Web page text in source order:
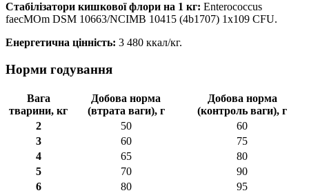
Стабілізатори кишкової флори на 1 кг: Enterococcus
faecМОm DSM 10663/NCIMB 10415 (4b1707) 1x109 CFU.
Енергетична цінність: 3 480 ккал/кг.
Норми годування
Вага
тварини, кг
Добова норма
(втрата ваги), г
Добова норма
(контроль ваги), г
2
50
60
3
60
75
4
65
80
5
70
90
6
80
95